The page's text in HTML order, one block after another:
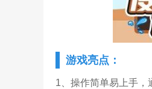
游戏亮点：
1、操作简单易上手，